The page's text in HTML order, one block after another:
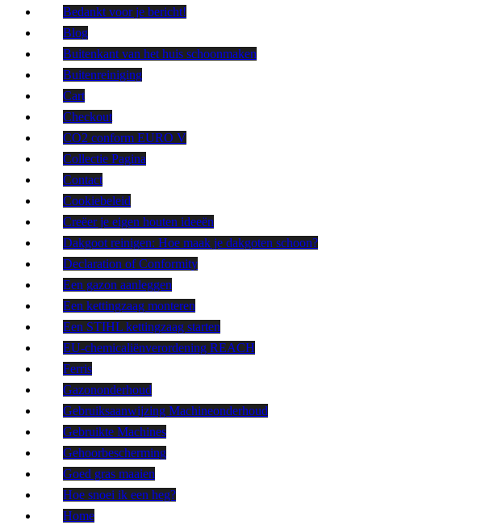
Bedankt voor je bericht!
Blog
Buitenkant van het huis schoonmaken
Buitenreiniging
Cart
Checkout
CO2 conform EURO V
Collectie Pagina
Contact
Cookiebeleid
Creëer je eigen houten ideeën
Dakgoot reinigen: Hoe maak je dakgoten schoon?
Declaration of Conformity
Een gazon aanleggen
Een kettingzaag monteren
Een STIHL kettingzaag starten
EU-chemicaliënverordening REACH
Ferris
Gazononderhoud
Gebruiksaanwijzing Machineonderhoud
Gebruikte Machines
Gehoorbescherming
Goed gras maaien
Hoe snoei ik een heg?
Home